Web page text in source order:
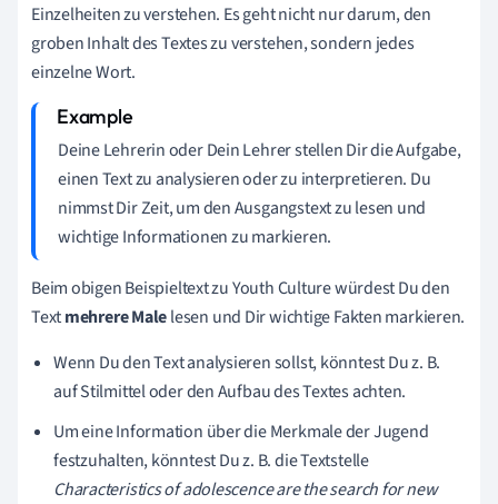
Einzelheiten zu verstehen. Es geht nicht nur darum, den
groben Inhalt des Textes zu verstehen, sondern jedes
einzelne Wort.
Deine Lehrerin oder Dein Lehrer stellen Dir die Aufgabe,
einen Text zu analysieren oder zu interpretieren. Du
nimmst Dir Zeit, um den Ausgangstext zu lesen und
wichtige Informationen zu markieren.
Beim obigen Beispieltext zu Youth Culture würdest Du den
Textmehrere Malelesen und Dir wichtige Fakten markieren.
Wenn Du den Text analysieren sollst, könntest Du z. B.
auf Stilmittel oder den Aufbau des Textes achten.
Um eine Information über die Merkmale der Jugend
festzuhalten, könntest Du z. B. die Textstelle
Characteristics of adolescence are the search for new